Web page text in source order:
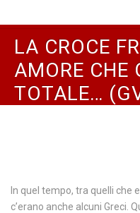
LA CROCE
AMORE CHE
TOTALE…
In quel tempo, tra quelli che
c’erano anche alcuni Greci.